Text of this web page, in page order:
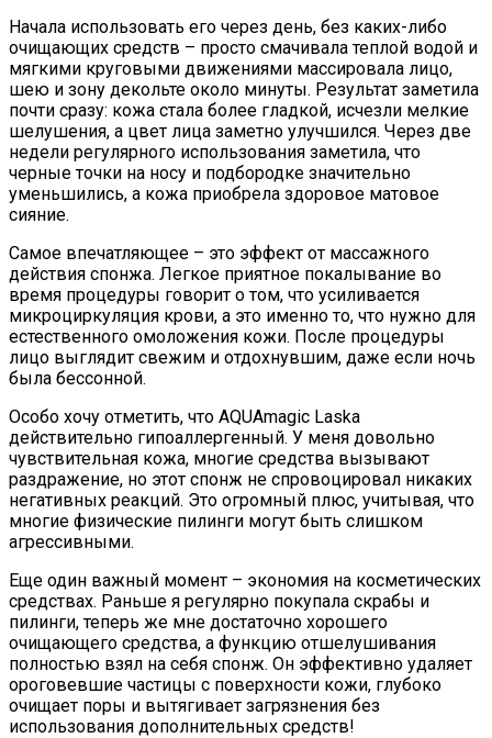
Начала использовать его через день, без каких-либо
очищающих средств – просто смачивала теплой водой и
мягкими круговыми движениями массировала лицо,
шею и зону декольте около минуты. Результат заметила
почти сразу: кожа стала более гладкой, исчезли мелкие
шелушения, а цвет лица заметно улучшился. Через две
недели регулярного использования заметила, что
черные точки на носу и подбородке значительно
уменьшились, а кожа приобрела здоровое матовое
сияние.
Самое впечатляющее – это эффект от массажного
действия спонжа. Легкое приятное покалывание во
время процедуры говорит о том, что усиливается
микроциркуляция крови, а это именно то, что нужно для
естественного омоложения кожи. После процедуры
лицо выглядит свежим и отдохнувшим, даже если ночь
была бессонной.
Особо хочу отметить, что AQUAmagic Laska
действительно гипоаллергенный. У меня довольно
чувствительная кожа, многие средства вызывают
раздражение, но этот спонж не спровоцировал никаких
негативных реакций. Это огромный плюс, учитывая, что
многие физические пилинги могут быть слишком
агрессивными.
Еще один важный момент – экономия на косметических
средствах. Раньше я регулярно покупала скрабы и
пилинги, теперь же мне достаточно хорошего
очищающего средства, а функцию отшелушивания
полностью взял на себя спонж. Он эффективно удаляет
ороговевшие частицы с поверхности кожи, глубоко
очищает поры и вытягивает загрязнения без
использования дополнительных средств!